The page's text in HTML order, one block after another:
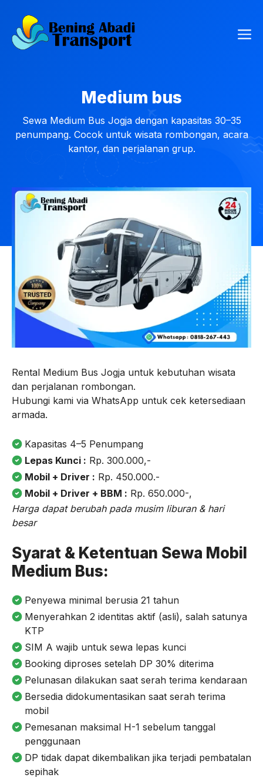
Langsung
Medium bus
Sewa Medium Bus Jogja dengan kapasitas 30–35
penumpang. Cocok untuk wisata rombongan, acara
kantor, dan perjalanan grup.
Rental Medium Bus Jogja untuk kebutuhan wisata
dan perjalanan rombongan.
Hubungi kami via WhatsApp untuk cek ketersediaan
armada.
Kapasitas 4–5 Penumpang
Lepas Kunci : Rp. 300.000,-
Mobil + Driver : Rp. 450.000.-
Mobil + Driver + BBM : Rp. 650.000-,
Harga dapat berubah pada musim liburan & hari
besar
Syarat & Ketentuan Sewa Mobil
Medium Bus:
Penyewa minimal berusia 21 tahun
Menyerahkan 2 identitas aktif (asli), salah satunya
KTP
SIM A wajib untuk sewa lepas kunci
Booking diproses setelah DP 30% diterima
Pelunasan dilakukan saat serah terima kendaraan
Bersedia didokumentasikan saat serah terima
mobil
Pemesanan maksimal H-1 sebelum tanggal
penggunaan
DP tidak dapat dikembalikan jika terjadi pembatalan
sepihak